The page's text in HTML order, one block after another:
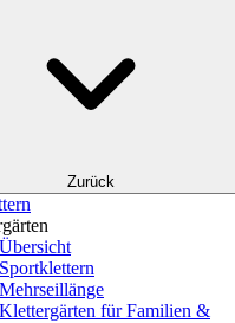
Zurück
Übersicht
Sportklettern
Mehrseillänge
Klettergärten für Familien &